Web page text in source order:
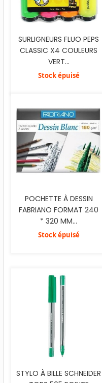
SURLIGNEURS FLUO PEPS
CLASSIC X4 COULEURS
VERT...
Stock épuisé
POCHETTE À DESSIN
FABRIANO FORMAT 240
* 320 MM...
Stock épuisé
STYLO À BILLE SCHNEIDER